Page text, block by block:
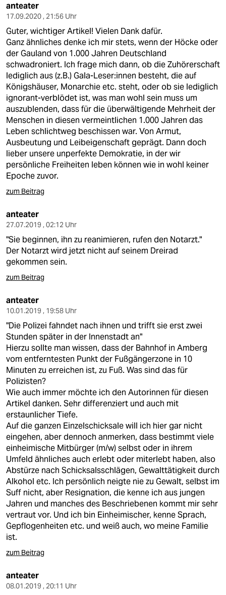
anteater
17.09.2020 , 21:56 Uhr
Guter, wichtiger Artikel! Vielen Dank dafür.
Ganz ähnliches denke ich mir stets, wenn der Höcke oder
der Gauland von 1.000 Jahren Deutschland
schwadroniert. Ich frage mich dann, ob die Zuhörerschaft
lediglich aus (z.B.) Gala-Leser:innen besteht, die auf
Königshäuser, Monarchie etc. steht, oder ob sie lediglich
ignorant-verblödet ist, was man wohl sein muss um
auszublenden, dass für die überwältigende Mehrheit der
Menschen in diesen vermeintlichen 1.000 Jahren das
Leben schlichtweg beschissen war. Von Armut,
Ausbeutung und Leibeigenschaft geprägt. Dann doch
lieber unsere unperfekte Demokratie, in der wir
persönliche Freiheiten leben können wie in wohl keiner
Epoche zuvor.
zum Beitrag
anteater
27.07.2019 , 02:12 Uhr
"Sie beginnen, ihn zu reanimieren, rufen den Notarzt."
Der Notarzt wird jetzt nicht auf seinem Dreirad
gekommen sein.
zum Beitrag
anteater
10.01.2019 , 19:58 Uhr
"Die Polizei fahndet nach ihnen und trifft sie erst zwei
Stunden später in der Innenstadt an"
Hierzu sollte man wissen, dass der Bahnhof in Amberg
vom entferntesten Punkt der Fußgängerzone in 10
Minuten zu erreichen ist, zu Fuß. Was sind das für
Polizisten?
Wie auch immer möchte ich den Autorinnen für diesen
Artikel danken. Sehr differenziert und auch mit
erstaunlicher Tiefe.
Auf die ganzen Einzelschicksale will ich hier gar nicht
eingehen, aber dennoch anmerken, dass bestimmt viele
einheimische Mitbürger (m/w) selbst oder in ihrem
Umfeld ähnliches auch erlebt oder miterlebt haben, also
Abstürze nach Schicksalsschlägen, Gewalttätigkeit durch
Alkohol etc. Ich persönlich neigte nie zu Gewalt, selbst im
Suff nicht, aber Resignation, die kenne ich aus jungen
Jahren und manches des Beschriebenen kommt mir sehr
vertraut vor. Und ich bin Einheimischer, kenne Sprach,
Gepflogenheiten etc. und weiß auch, wo meine Familie
ist.
zum Beitrag
anteater
08.01.2019 , 20:11 Uhr